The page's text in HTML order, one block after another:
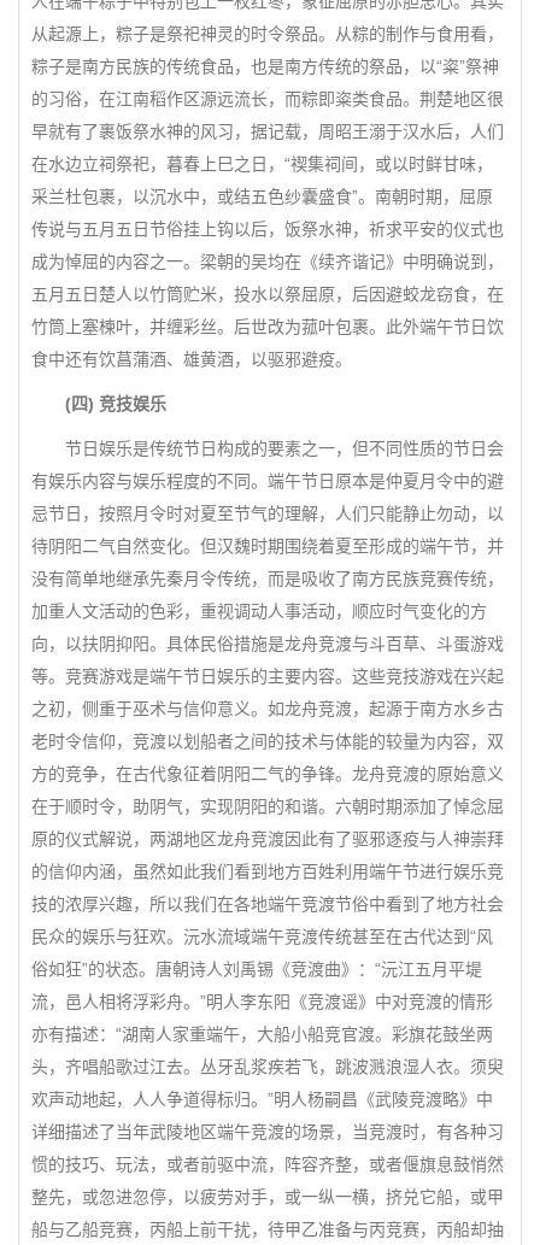
从起源上，粽子是祭祀神灵的时令祭品。从粽的制作与食用看，
粽子是南方民族的传统食品，也是南方传统的祭品，以“粢”祭神
的习俗，在江南稻作区源远流长，而粽即粢类食品。荆楚地区很
早就有了裹饭祭水神的风习，据记载，周昭王溺于汉水后，人们
在水边立祠祭祀，暮春上巳之日，“禊集祠间，或以时鲜甘味，
采兰杜包裹，以沉水中，或结五色纱囊盛食”。南朝时期，屈原
传说与五月五日节俗挂上钩以后，饭祭水神，祈求平安的仪式也
成为悼屈的内容之一。梁朝的吴均在《续齐谐记》中明确说到，
五月五日楚人以竹筒贮米，投水以祭屈原，后因避蛟龙窃食，在
竹筒上塞楝叶，并缠彩丝。后世改为菰叶包裹。此外端午节日饮
食中还有饮菖蒲酒、雄黄酒，以驱邪避疫。
(四) 竞技娱乐
节日娱乐是传统节日构成的要素之一，但不同性质的节日会
有娱乐内容与娱乐程度的不同。端午节日原本是仲夏月令中的避
忌节日，按照月令时对夏至节气的理解，人们只能静止勿动，以
待阴阳二气自然变化。但汉魏时期围绕着夏至形成的端午节，并
没有简单地继承先秦月令传统，而是吸收了南方民族竞赛传统，
加重人文活动的色彩，重视调动人事活动，顺应时气变化的方
向，以扶阴抑阳。具体民俗措施是龙舟竞渡与斗百草、斗蛋游戏
等。竞赛游戏是端午节日娱乐的主要内容。这些竞技游戏在兴起
之初，侧重于巫术与信仰意义。如龙舟竞渡，起源于南方水乡古
老时令信仰，竞渡以划船者之间的技术与体能的较量为内容，双
方的竞争，在古代象征着阴阳二气的争锋。龙舟竞渡的原始意义
在于顺时令，助阴气，实现阴阳的和谐。六朝时期添加了悼念屈
原的仪式解说，两湖地区龙舟竞渡因此有了驱邪逐疫与人神崇拜
的信仰内涵，虽然如此我们看到地方百姓利用端午节进行娱乐竞
技的浓厚兴趣，所以我们在各地端午竞渡节俗中看到了地方社会
民众的娱乐与狂欢。沅水流域端午竞渡传统甚至在古代达到“风
俗如狂”的状态。唐朝诗人刘禹锡《竞渡曲》：“沅江五月平堤
流，邑人相将浮彩舟。”明人李东阳《竞渡谣》中对竞渡的情形
亦有描述：“湖南人家重端午，大船小船竞官渡。彩旗花鼓坐两
头，齐唱船歌过江去。丛牙乱浆疾若飞，跳波溅浪湿人衣。须臾
欢声动地起，人人争道得标归。”明人杨嗣昌《武陵竞渡略》中
详细描述了当年武陵地区端午竞渡的场景，当竞渡时，有各种习
惯的技巧、玩法，或者前驱中流，阵容齐整，或者偃旗息鼓悄然
整先，或忽进忽停，以疲劳对手，或一纵一横，挤兑它船，或甲
船与乙船竞赛，丙船上前干扰，待甲乙准备与丙竞赛，丙船却抽